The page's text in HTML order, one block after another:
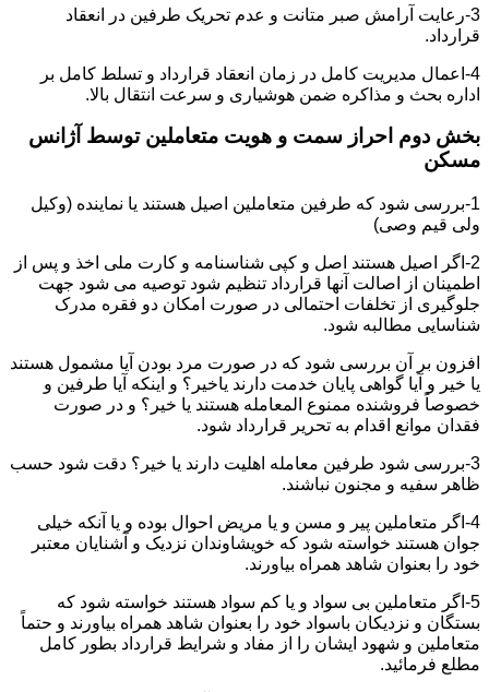
3-رعایت آرامش صبر متانت و عدم تحریک طرفین در انعقاد
قرارداد.
4-اعمال مدیریت کامل در زمان انعقاد قرارداد و تسلط کامل بر
اداره بحث و مذاکره ضمن هوشیاری و سرعت انتقال بالا.
بخش دوم احراز سمت و هویت متعاملین توسط آژانس
مسکن
1-بررسی شود که طرفین متعاملین اصیل هستند یا نماینده (وکیل
ولی قیم وصی)
2-اگر اصیل هستند اصل و کپی شناسنامه و کارت ملی اخذ و پس از
اطمینان از اصالت آنها قرارداد تنظیم شود توصیه می شود جهت
جلوگیری از تخلفات احتمالی در صورت امکان دو فقره مدرک
شناسایی مطالبه شود.
افزون بر آن بررسی شود که در صورت مرد بودن آیا مشمول هستند
یا خیر و آیا گواهی پایان خدمت دارند یاخیر؟ و اینکه آیا طرفین و
خصوصاً فروشنده ممنوع المعامله هستند یا خیر؟ و در صورت
فقدان موانع اقدام به تحریر قرارداد شود.
3-بررسی شود طرفین معامله اهلیت دارند یا خیر؟ دقت شود حسب
ظاهر سفیه و مجنون نباشند.
4-اگر متعاملین پیر و مسن و یا مریض احوال بوده و یا آنکه خیلی
جوان هستند خواسته شود که خویشاوندان نزدیک و آشنایان معتبر
خود را بعنوان شاهد همراه بیاورند.
5-اگر متعاملین بی سواد و یا کم سواد هستند خواسته شود که
بستگان و نزدیکان باسواد خود را بعنوان شاهد همراه بیاورند و حتماً
متعاملین و شهود ایشان را از مفاد و شرایط قرارداد بطور کامل
مطلع فرمائید.